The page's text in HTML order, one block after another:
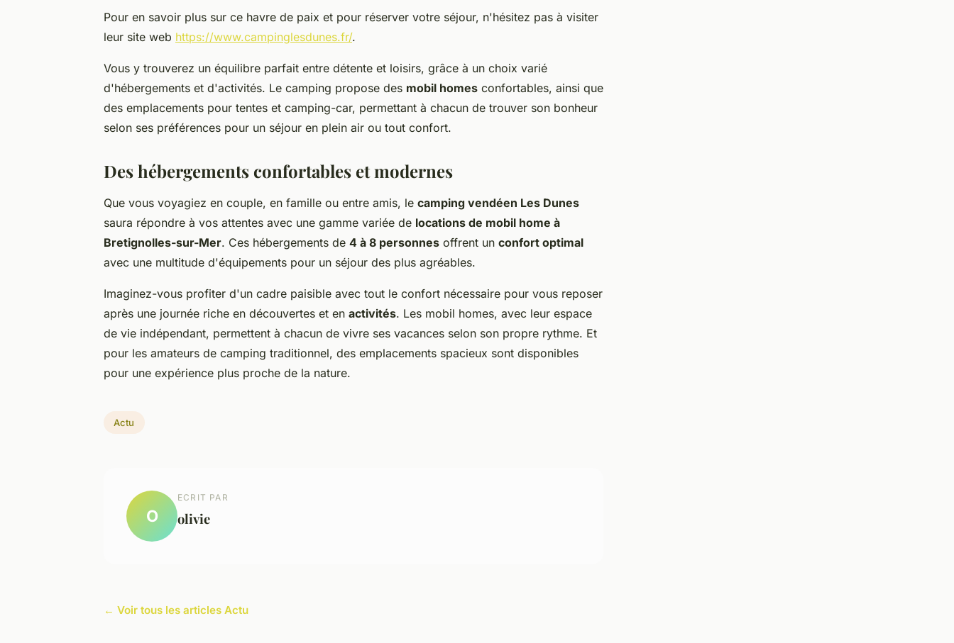
Pour en savoir plus sur ce havre de paix et pour réserver votre séjour, n'hésitez pas à visiter
leur site web https://www.campinglesdunes.fr/.
Vous y trouverez un équilibre parfait entre détente et loisirs, grâce à un choix varié
d'hébergements et d'activités. Le camping propose des mobil homes confortables, ainsi que
des emplacements pour tentes et camping-car, permettant à chacun de trouver son bonheur
selon ses préférences pour un séjour en plein air ou tout confort.
Des hébergements confortables et modernes
Que vous voyagiez en couple, en famille ou entre amis, le camping vendéen Les Dunes
saura répondre à vos attentes avec une gamme variée de locations de mobil home à
Bretignolles-sur-Mer. Ces hébergements de 4 à 8 personnes offrent un confort optimal
avec une multitude d'équipements pour un séjour des plus agréables.
Imaginez-vous profiter d'un cadre paisible avec tout le confort nécessaire pour vous reposer
après une journée riche en découvertes et en activités. Les mobil homes, avec leur espace
de vie indépendant, permettent à chacun de vivre ses vacances selon son propre rythme. Et
pour les amateurs de camping traditionnel, des emplacements spacieux sont disponibles
pour une expérience plus proche de la nature.
Actu
O
ECRIT PAR
olivie
← Voir tous les articles Actu